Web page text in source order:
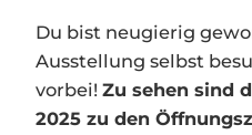
Du bist neugierig
Ausstellung selbst
vorbei! Zu sehen sind
2025 zu den